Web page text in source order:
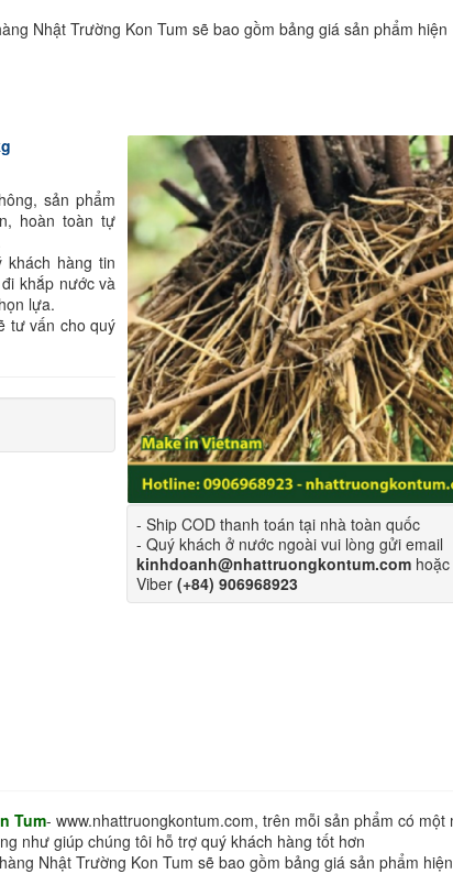
Nhật Trường Kon Tum sẽ bao gồm bảng giá sản phẩm hiện
sản phẩm
hoàn toàn tự
hàng tin
khắp nước và
lựa.
tư vấn cho quý
- Ship COD thanh toán tại nhà toàn quốc
- Quý khách ở nước ngoài vui lòng gửi email
kinhdoanh@nhattruongkontum.com hoặc
Viber(+84) 906968923
Tum- www.nhattruongkontum.com, trên mỗi sản phẩm có một
như giúp chúng tôi hỗ trợ quý khách hàng tốt hơn
Nhật Trường Kon Tum sẽ bao gồm bảng giá sản phẩm